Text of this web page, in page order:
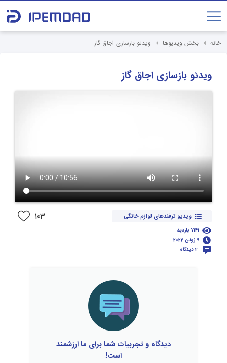
خانه بخش ویدیوها ویدئو بازسازی اجاق گاز
ویدئو بازسازی اجاق گاز
7141 بازدید
9 ژوئن 2022
2 دیدگاه
ویدیو ترفندهای لوازم خانگی 103
دیدگاه و تجربیات شما برای ما ارزشمند
است!